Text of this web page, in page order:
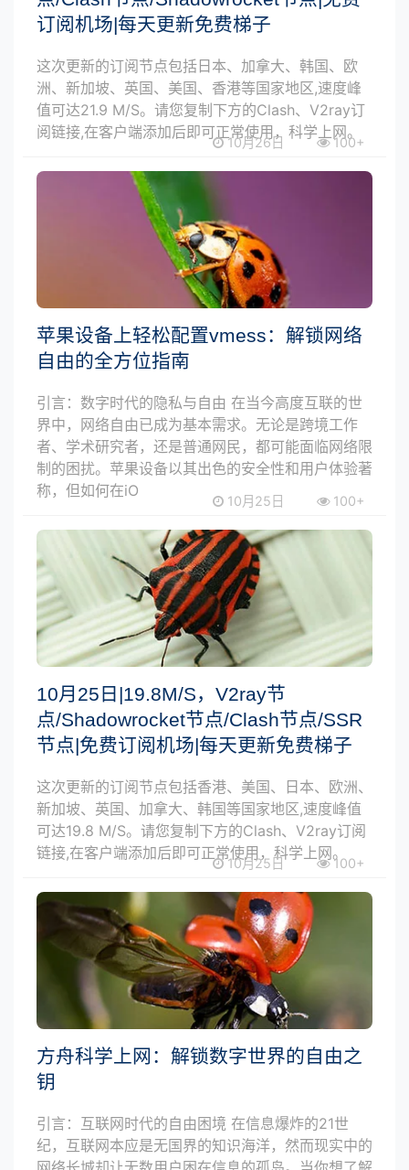
订阅机场|每天更新免费梯子
这次更新的订阅节点包括日本、加拿大、韩国、欧
洲、新加坡、英国、美国、香港等国家地区,速度峰
值可达21.9 M/S。请您复制下方的Clash、V2ray订
阅链接,在客户端添加后即可正常使用，科学上网。
10月26日 100+
苹果设备上轻松配置vmess：解锁网络
自由的全方位指南
引言：数字时代的隐私与自由 在当今高度互联的世
界中，网络自由已成为基本需求。无论是跨境工作
者、学术研究者，还是普通网民，都可能面临网络限
制的困扰。苹果设备以其出色的安全性和用户体验著
称，但如何在iO
10月25日 100+
10月25日|19.8M/S，V2ray节
点/Shadowrocket节点/Clash节点/SSR
节点|免费订阅机场|每天更新免费梯子
这次更新的订阅节点包括香港、美国、日本、欧洲、
新加坡、英国、加拿大、韩国等国家地区,速度峰值
可达19.8 M/S。请您复制下方的Clash、V2ray订阅
链接,在客户端添加后即可正常使用，科学上网。
10月25日 100+
方舟科学上网：解锁数字世界的自由之
钥
引言：互联网时代的自由困境 在信息爆炸的21世
纪，互联网本应是无国界的知识海洋，然而现实中的